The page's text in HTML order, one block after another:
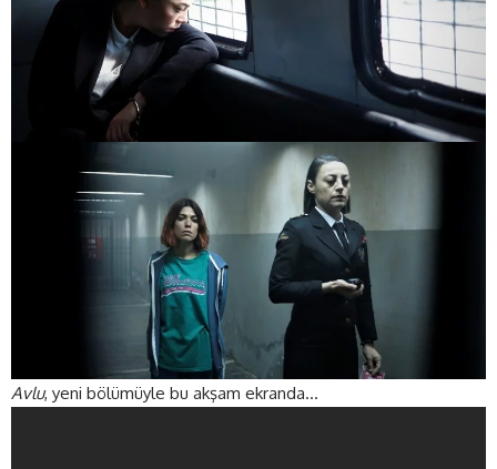
Avlu, yeni bölümüyle bu akşam ekranda…